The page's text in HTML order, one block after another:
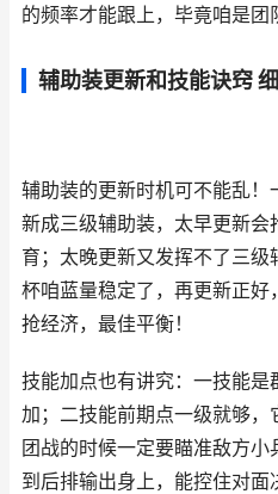
的频率才能跟上，毕竟咱是团
辅助装更新和技能诀窍
辅助装的更新时机可不能乱
新成三级辅助装，太早更新会
育；太晚更新又发挥不了三
杯咱蓝量稳定了，再更新正
抢经济，最佳平衡！
技能加点也有讲究：一技能是
加；二技能前期点一级就够，
团战的时候一定要瞄准敌方
到后排输出身上，能控住对